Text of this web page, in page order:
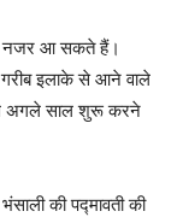
नजर आ सकते हैं।
इलाके से आने वाले
अगले साल शुरू करने
की पद्मावती की